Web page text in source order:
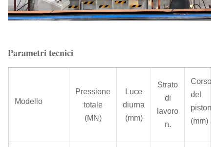
Parametri tecnici
Modello
Pressione
totale
(MN)
Luce
diurna
(mm)
Strato
di
lavoro
n.
Corso
del
pistone
(mm)